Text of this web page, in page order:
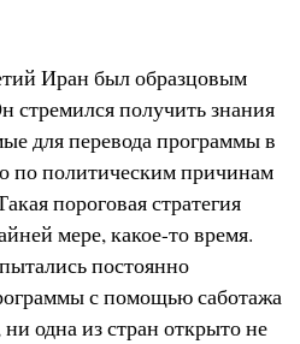
Иран был образцовым
стремился получить знания
для перевода программы в
по политическим причинам
пороговая стратегия
мере, какое-то время.
постоянно
с помощью саботажа
одна из стран открыто не